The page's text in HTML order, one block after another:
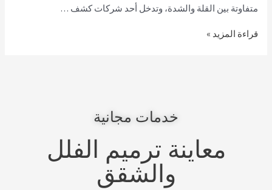
متفاوتة بين القلة والشدة، وتدخل أحد شركات كشف …
قراءة المزيد »
خدمات مجانية
معاينة ترميم الفلل
والشقق